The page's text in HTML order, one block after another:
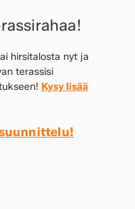
hirsitalosta nyt ja
terassisi
Kysy lisää